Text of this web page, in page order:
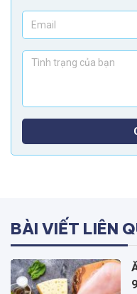
BÀI VIẾT LIÊN